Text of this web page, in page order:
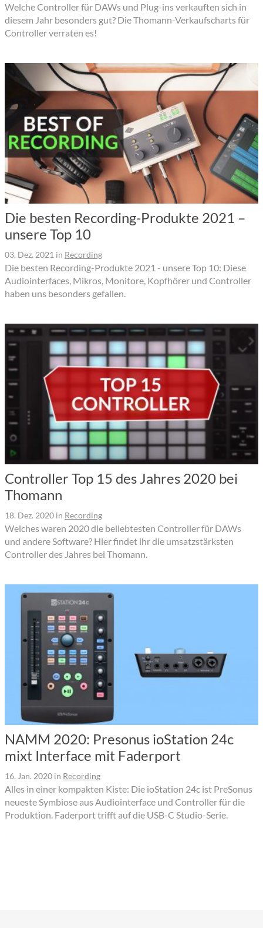
Welche Controller für DAWs und Plug-ins verkauften sich in
diesem Jahr besonders gut? Die Thomann-Verkaufscharts für
Controller verraten es!
Die besten Recording-Produkte 2021 –
unsere Top 10
03. Dez. 2021 in Recording
Die besten Recording-Produkte 2021 - unsere Top 10: Diese
Audiointerfaces, Mikros, Monitore, Kopfhörer und Controller
haben uns besonders gefallen.
Controller Top 15 des Jahres 2020 bei
Thomann
18. Dez. 2020 in Recording
Welches waren 2020 die beliebtesten Controller für DAWs
und andere Software? Hier findet ihr die umsatzstärksten
Controller des Jahres bei Thomann.
NAMM 2020: Presonus ioStation 24c
mixt Interface mit Faderport
16. Jan. 2020 in Recording
Alles in einer kompakten Kiste: Die ioStation 24c ist PreSonus
neueste Symbiose aus Audiointerface und Controller für die
Produktion. Faderport trifft auf die USB-C Studio-Serie.